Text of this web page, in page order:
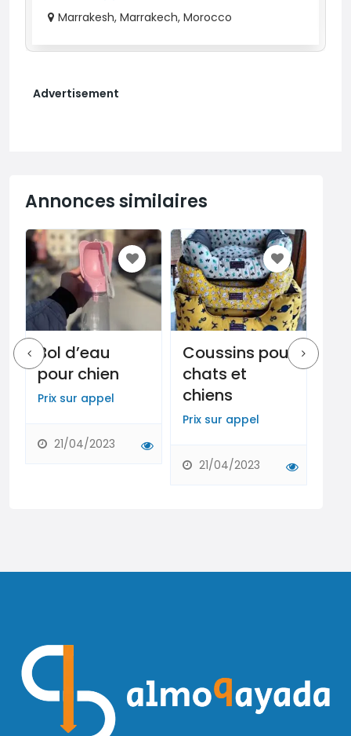
Marrakesh, Marrakech, Morocco
Advertisement
Annonces similaires
Bol d’eau
pour chien
Prix ​​sur appel
21/04/2023
Coussins pour
chats et
chiens
Prix ​​sur appel
21/04/2023